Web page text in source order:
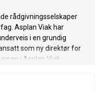
rådgivningsselskaper
Asplan Viak har
i en grundig
som ny direktør for
i Asplan Viak.